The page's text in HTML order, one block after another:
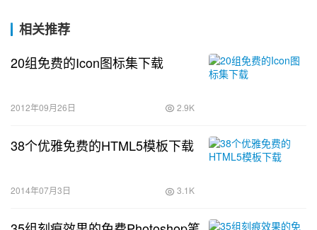
相关推荐
20组免费的Icon图标集下载
2012年09月26日 2.9K
38个优雅免费的HTML5模板下载
2014年07月3日 3.1K